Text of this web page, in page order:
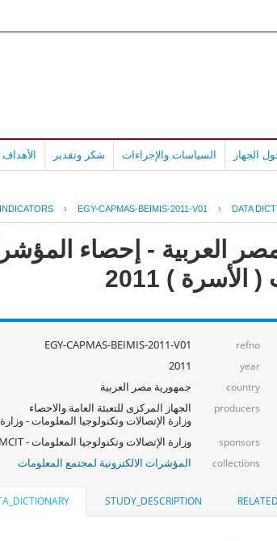
الجهاز السياسات والإجراءات شكر وتقدير الأهداف
INDICATORS › EGY-CAPMAS-BEIMIS-2011-V01 › DATA
العربية - إحصاء
) 2011
refno
EGY-CAPMAS-BEIMIS-2011-V01
year
2011
country جمهورية مصر العربية
producers
الجهاز المركزى للتعبئة العامة والاحصاء
وزارة الإتصالات وتكنولوجيا المعلومات -
sponsors وزارة الإتصالات وتكنولوجيا المعلومات - MCIT - الدعم المادى
collections المؤشرات الالكترونية لمجتمع المعلومات
STUDY_DESCRIPTION